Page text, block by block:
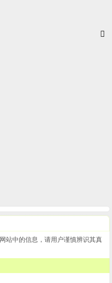
网站中的信息，请用户谨慎辨识其真